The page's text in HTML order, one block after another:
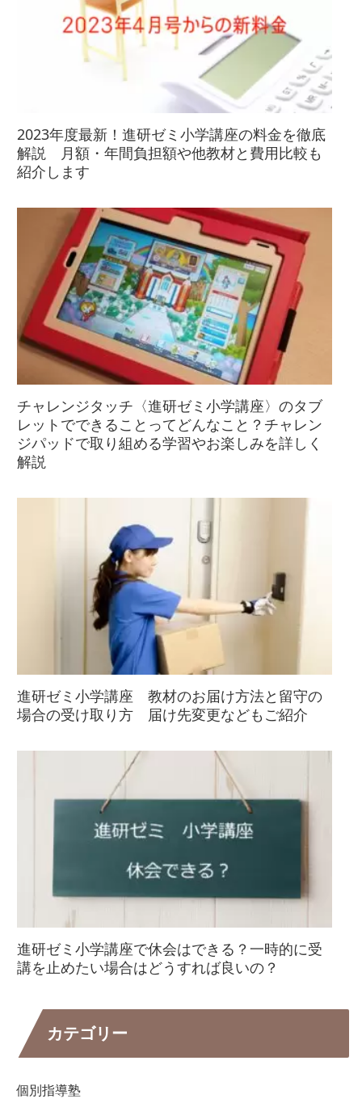
2023年度最新！進研ゼミ小学講座の料金を徹底
解説 月額・年間負担額や他教材と費用比較も
紹介します
チャレンジタッチ〈進研ゼミ小学講座〉のタブ
レットでできることってどんなこと？チャレン
ジパッドで取り組める学習やお楽しみを詳しく
解説
進研ゼミ小学講座 教材のお届け方法と留守の
場合の受け取り方 届け先変更などもご紹介
進研ゼミ小学講座で休会はできる？一時的に受
講を止めたい場合はどうすれば良いの？
カテゴリー
個別指導塾